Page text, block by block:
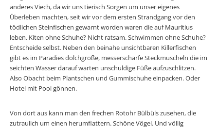
anderes Viech, da wir uns tierisch Sorgen um unser eigenes
Überleben machten, seit wir vor dem ersten Strandgang vor den
tödlichen Steinfischen gewarnt worden waren die auf Mauritius
leben. Kiten ohne Schuhe? Nicht ratsam. Schwimmen ohne Schuhe?
Entscheide selbst. Neben den beinahe unsichtbaren Killerfischen
gibt es im Paradies dolchgroße, messerscharfe Steckmuscheln die im
seichten Wasser darauf warten unschuldige Füße aufzuschlitzen.
Also Obacht beim Plantschen und Gummischuhe einpacken. Oder
Hotel mit Pool gönnen.
Von dort aus kann man den frechen Rotohr Bülbüls zusehen, die
zutraulich um einen herumflattern. Schöne Vögel. Und völlig